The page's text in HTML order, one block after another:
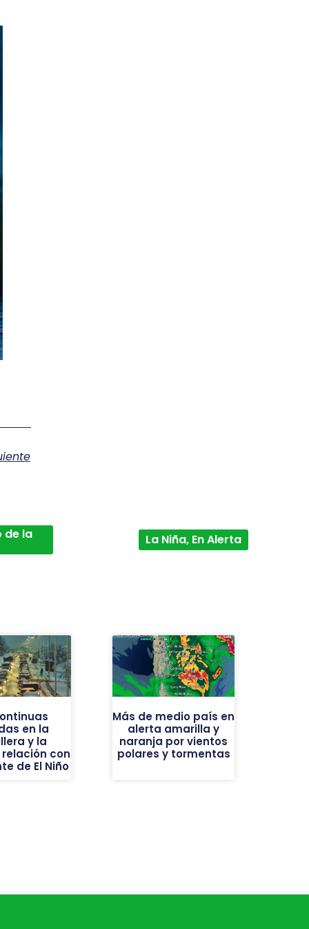
de la La Niña, En Alerta
en la
y la
con
de El Niño
Más de medio país en
alerta amarilla y
naranja por vientos
polares y tormentas